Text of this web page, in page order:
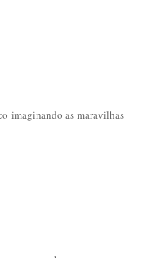
imaginando as maravilhas